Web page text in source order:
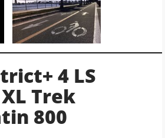
4 LS
Trek
800